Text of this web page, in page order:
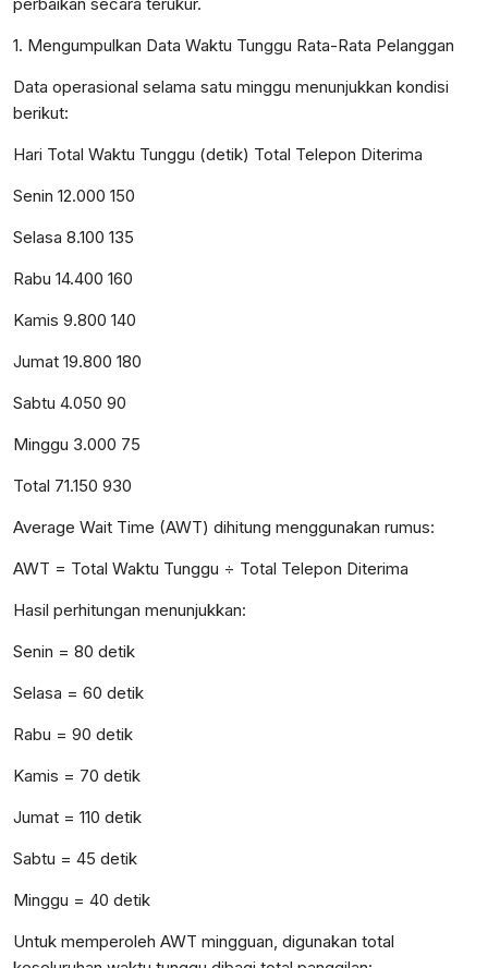
1. Mengumpulkan Data Waktu Tunggu Rata-Rata Pelanggan
Data operasional selama satu minggu menunjukkan kondisi
berikut:
Hari Total Waktu Tunggu (detik) Total Telepon Diterima
Senin 12.000 150
Selasa 8.100 135
Rabu 14.400 160
Kamis 9.800 140
Jumat 19.800 180
Sabtu 4.050 90
Minggu 3.000 75
Total 71.150 930
Average Wait Time (AWT) dihitung menggunakan rumus:
AWT = Total Waktu Tunggu ÷ Total Telepon Diterima
Hasil perhitungan menunjukkan:
Senin = 80 detik
Selasa = 60 detik
Rabu = 90 detik
Kamis = 70 detik
Jumat = 110 detik
Sabtu = 45 detik
Minggu = 40 detik
Untuk memperoleh AWT mingguan, digunakan total